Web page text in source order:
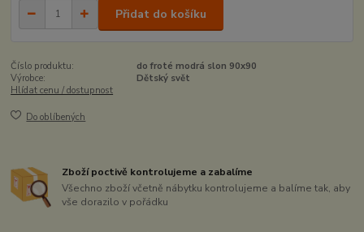
Přidat do košíku
Číslo produktu:
do froté modrá slon 90x90
Výrobce:
Dětský svět
Hlídat cenu / dostupnost
Do oblíbených
Zboží poctivě kontrolujeme a zabalíme
Všechno zboží včetně nábytku kontrolujeme a balíme tak, aby
vše dorazilo v pořádku